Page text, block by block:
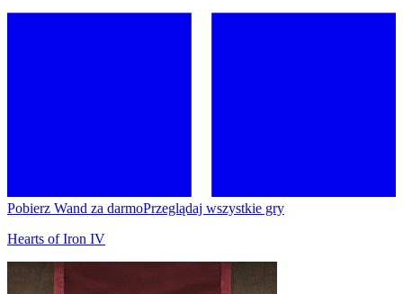
Pobierz Wand za darmoPrzeglądaj wszystkie gry
Hearts of Iron IV